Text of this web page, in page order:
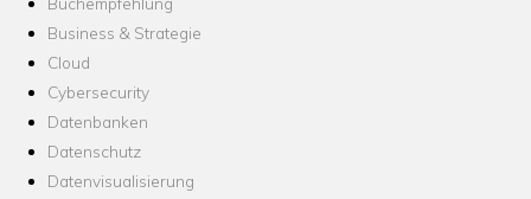
Business & Strategie
Cloud
Cybersecurity
Datenbanken
Datenschutz
Datenvisualisierung